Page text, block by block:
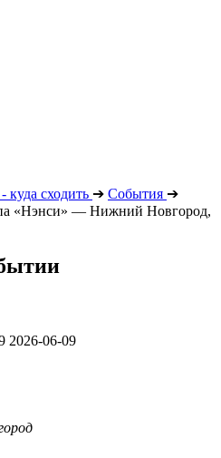
сходить ➔ События ➔
«Нэнси» — Нижний Новгород,
2026-06-09